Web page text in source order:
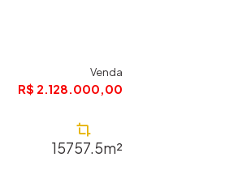
Venda
R$ 2.128.000,00
15757.5m²